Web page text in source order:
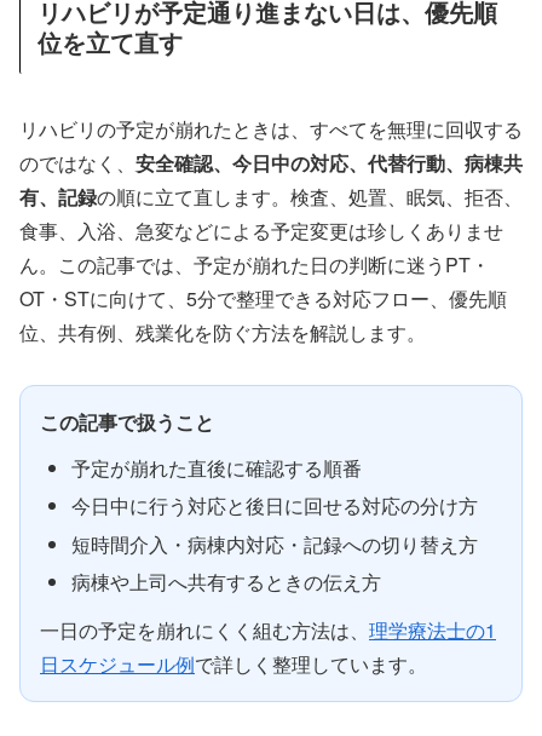
リハビリが予定通り進まない日は、優先順
位を立て直す
リハビリの予定が崩れたときは、すべてを無理に回収する
のではなく、 安全確認、今日中の対応、代替行動、病棟共
有、記録の順に立て直します。検査、処置、眠気、拒否、
食事、入浴、急変などによる予定変更は珍しくありませ
ん。この記事では、予定が崩れた日の判断に迷うPT・
OT・STに向けて、5分で整理できる対応フロー、優先順
位、共有例、残業化を防ぐ方法を解説します。
この記事で扱うこと
予定が崩れた直後に確認する順番
今日中に行う対応と後日に回せる対応の分け方
短時間介入・病棟内対応・記録への切り替え方
病棟や上司へ共有するときの伝え方
一日の予定を崩れにくく組む方法は、 理学療法士の1
日スケジュール例で詳しく整理しています。